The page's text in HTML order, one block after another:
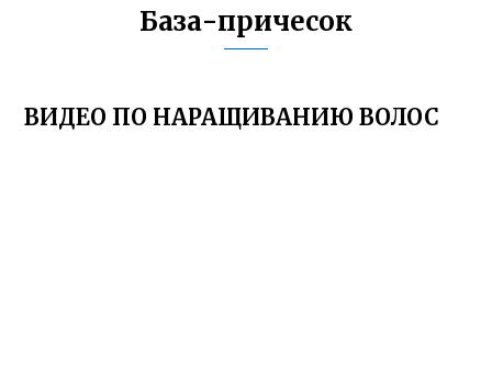
База-причесок
ВИДЕО ПО НАРАЩИВАНИЮ ВОЛОС